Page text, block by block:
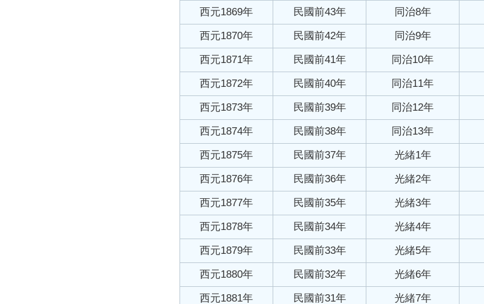
西元1869年 民國前43年 同治8年
西元1870年 民國前42年 同治9年
西元1871年 民國前41年 同治10年
西元1872年 民國前40年 同治11年
西元1873年 民國前39年 同治12年
西元1874年 民國前38年 同治13年
西元1875年 民國前37年 光緒1年
西元1876年 民國前36年 光緒2年
西元1877年 民國前35年 光緒3年
西元1878年 民國前34年 光緒4年
西元1879年 民國前33年 光緒5年
西元1880年 民國前32年 光緒6年
西元1881年 民國前31年 光緒7年